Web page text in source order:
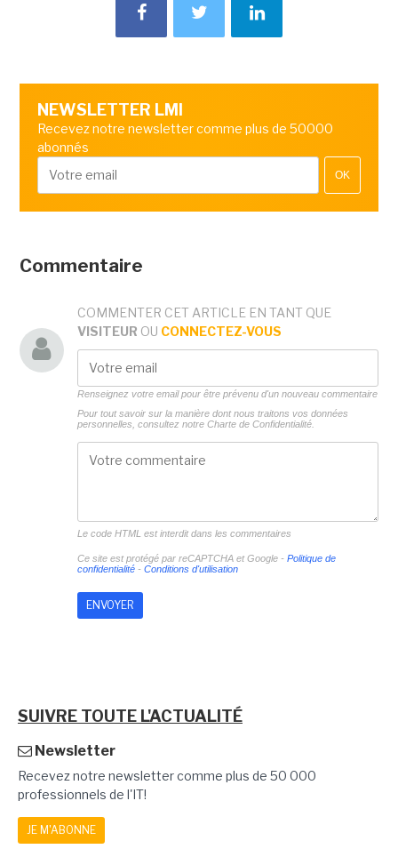
NEWSLETTER LMI
Recevez notre newsletter comme plus de 50000
abonnés
OK
Commentaire
COMMENTER CET ARTICLE EN TANT QUE
VISITEUR OU CONNECTEZ-VOUS
Renseignez votre email pour être prévenu d'un nouveau commentaire
Pour tout savoir sur la manière dont nous traitons vos données
personnelles, consultez notre Charte de Confidentialité.
Le code HTML est interdit dans les commentaires
Ce site est protégé par reCAPTCHA et Google - Politique de
confidentialité- Conditions d'utilisation
SUIVRE TOUTE L'ACTUALITÉ
Newsletter
Recevez notre newsletter comme plus de 50 000
professionnels de l'IT!
JE M'ABONNE